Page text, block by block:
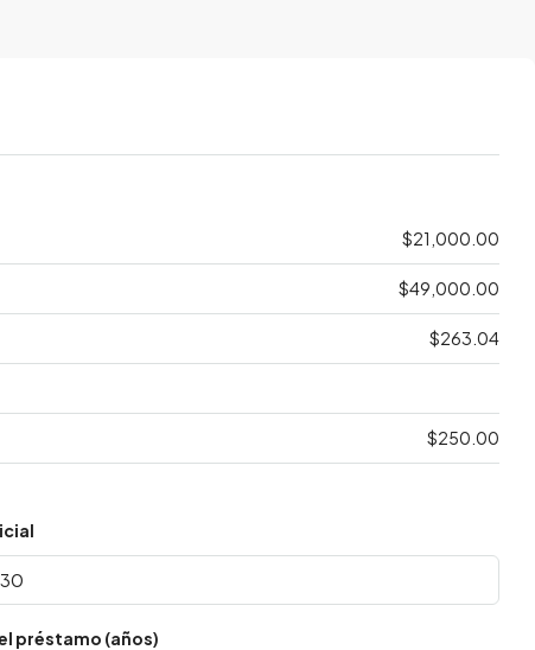
$21,000.00
$49,000.00
$263.04
$250.00
préstamo (años)